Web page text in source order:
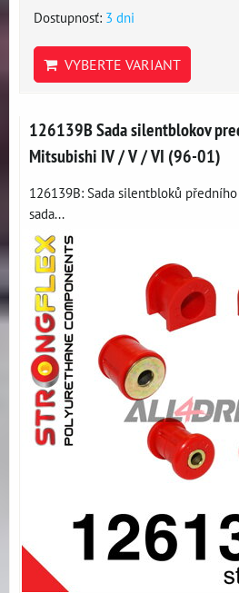
Dostupnosť: 3 dni
VYBERTE VARIANT
126139B Sada silentblokov
Mitsubishi IV / V / VI (96-01)
126139B: Sada silentbloků
sada...